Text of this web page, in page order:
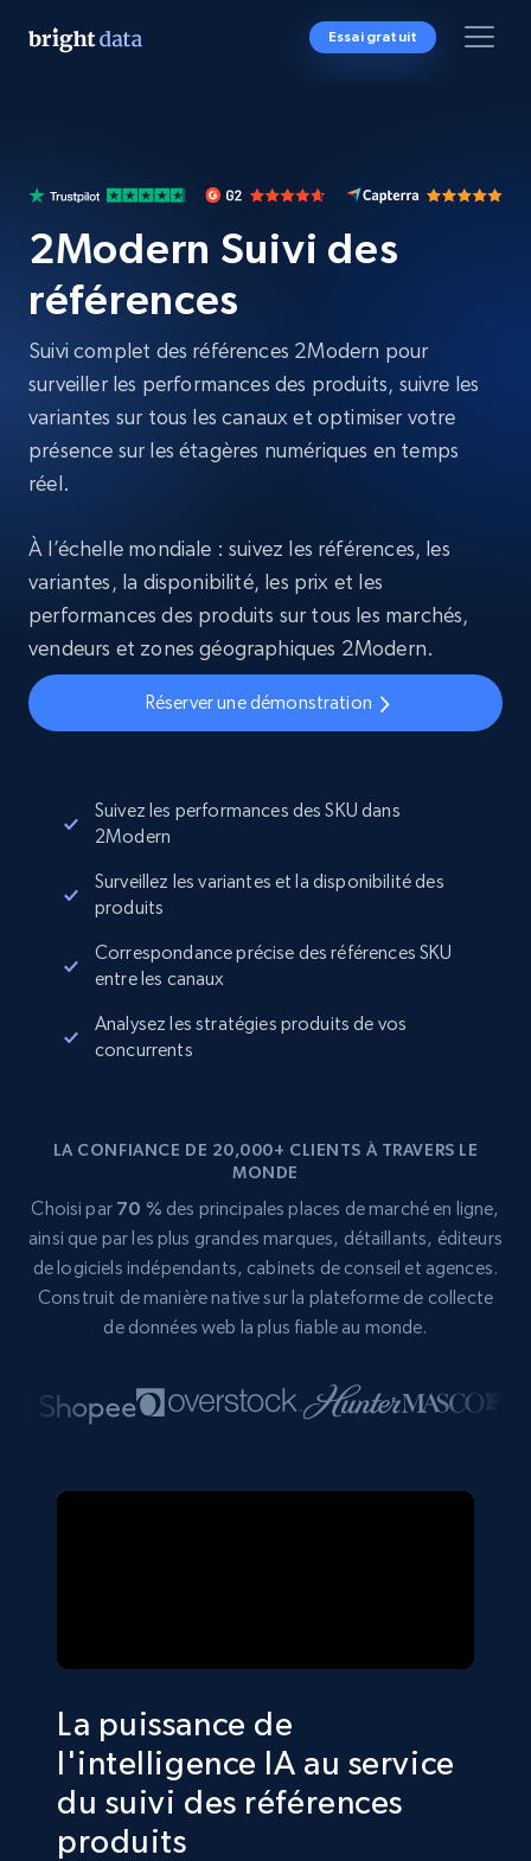
Essai gratuit
2Modern Suivi des
références
Suivi complet des références 2Modern pour
surveiller les performances des produits, suivre les
variantes sur tous les canaux et optimiser votre
présence sur les étagères numériques en temps
réel.
À l’échelle mondiale : suivez les références, les
variantes, la disponibilité, les prix et les
performances des produits sur tous les marchés,
vendeurs et zones géographiques 2Modern.
Réserver une démonstration
Suivez les performances des SKU dans
2Modern
Surveillez les variantes et la disponibilité des
produits
Correspondance précise des références SKU
entre les canaux
Analysez les stratégies produits de vos
concurrents
LA CONFIANCE DE 20,000+ CLIENTS À TRAVERS LE
MONDE
Choisi par 70 % des principales places de marché en ligne,
ainsi que par les plus grandes marques, détaillants, éditeurs
de logiciels indépendants, cabinets de conseil et agences.
Construit de manière native sur la plateforme de collecte
de données web la plus fiable au monde.
La puissance de
l'intelligence IA au service
du suivi des références
produits